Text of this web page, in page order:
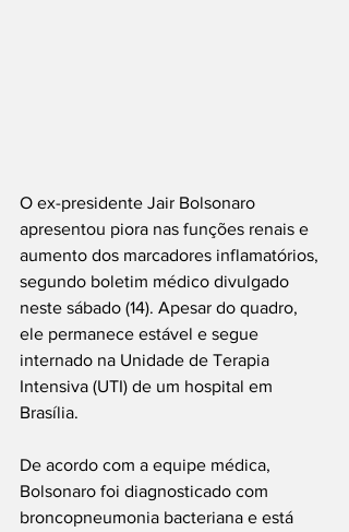
O ex-presidente Jair Bolsonaro
apresentou piora nas funções renais e
aumento dos marcadores inflamatórios,
segundo boletim médico divulgado
neste sábado (14). Apesar do quadro,
ele permanece estável e segue
internado na Unidade de Terapia
Intensiva (UTI) de um hospital em
Brasília.
De acordo com a equipe médica,
Bolsonaro foi diagnosticado com
broncopneumonia bacteriana e está